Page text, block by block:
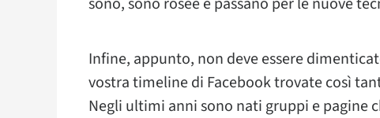
Infine, appunto, non deve essere
vostra timeline di Facebook trovate così
Negli ultimi anni sono nati gruppi e pagine